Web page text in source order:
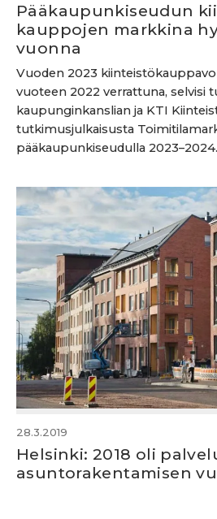
Pääkaupunkiseudun
kauppojen markkina
vuonna
Vuoden 2023
vuoteen 2022 verrattuna, selvisi
kaupunginkanslian ja KTI
tutkimusjulkaisusta
pääkaupunkiseudulla 2023–2024.
28.3.2019
Helsinki: 2018 oli
asuntorakentamisen